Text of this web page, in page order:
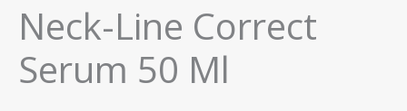
Neck-Line Correct
Serum 50 Ml